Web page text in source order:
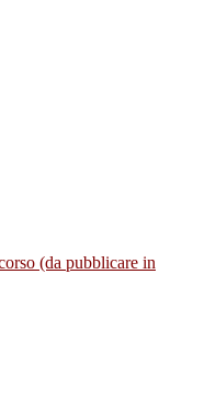
(da pubblicare in